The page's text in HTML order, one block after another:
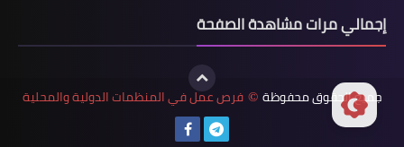
إجمالي مرات مشاهدة الصفحة
جميع الحقوق محفوظة © فرص عمل في المنظمات الدولية والمحلية